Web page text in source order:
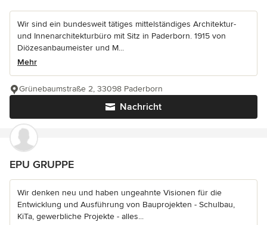
Wir sind ein bundesweit tätiges mittelständiges Architektur-
und Innenarchitekturbüro mit Sitz in Paderborn. 1915 von
Diözesanbaumeister und M...
Mehr
Nachricht
Grünebaumstraße 2, 33098 Paderborn
EPU GRUPPE
Wir denken neu und haben ungeahnte Visionen für die
Entwicklung und Ausführung von Bauprojekten - Schulbau,
KiTa, gewerbliche Projekte - alles...